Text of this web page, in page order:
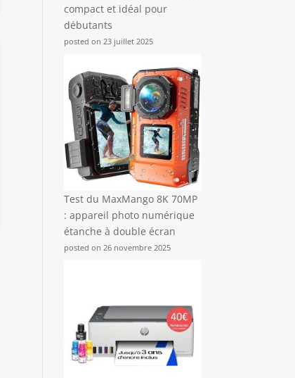
compact et idéal pour
débutants
posted on 23 juillet 2025
Test du MaxMango 8K 70MP
: appareil photo numérique
étanche à double écran
posted on 26 novembre 2025